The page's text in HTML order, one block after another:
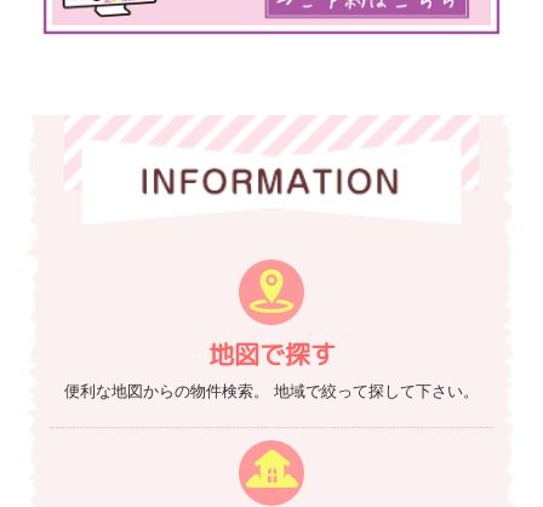
地図で探す
便利な地図からの物件検索。 地域で絞って探して下さい。